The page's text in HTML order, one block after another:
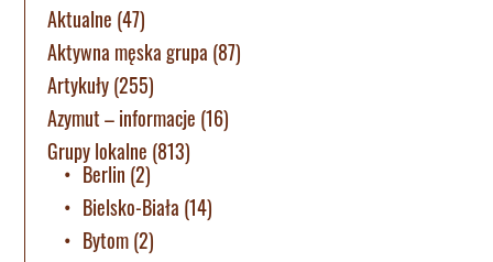
Aktualne (47)
Aktywna męska grupa (87)
Artykuły(255)
Azymut – informacje (16)
Grupy lokalne (813)
Berlin (2)
Bielsko-Biała (14)
Bytom(2)